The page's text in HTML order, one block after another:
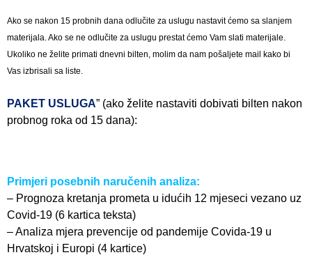
Ako se nakon 15 probnih dana odlučite za uslugu nastavit ćemo sa slanjem
materijala. Ako se ne odlučite za uslugu prestat ćemo Vam slati materijale.
Ukoliko ne želite primati dnevni bilten, molim da nam pošaljete mail kako bi
Vas izbrisali sa liste.
PAKET USLUGA” (ako želite nastaviti dobivati bilten nakon
probnog roka od 15 dana):
Primjeri posebnih naručenih analiza:
– Prognoza kretanja prometa u idućih 12 mjeseci vezano uz
Covid-19 (6 kartica teksta)
– Analiza mjera prevencije od pandemije Covida-19 u
Hrvatskoj i Europi (4 kartice)